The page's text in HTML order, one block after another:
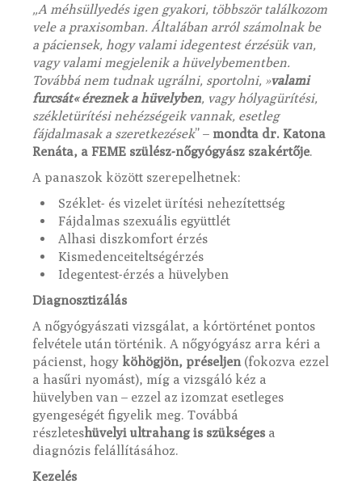
„A méhsüllyedés igen gyakori, többször találkozom
vele a praxisomban. Általában arról számolnak be
a páciensek, hogy valami idegentest érzésük van,
vagy valami megjelenik a hüvelybementben.
Továbbá nem tudnak ugrálni, sportolni, »valami
furcsát«éreznek a hüvelyben, vagy hólyagürítési,
székletürítési nehézségeik vannak, esetleg
fájdalmasak a szeretkezések” – mondta dr. Katona
Renáta, a FEME szülész-nőgyógyász szakértője.
A panaszok között szerepelhetnek:
Széklet- és vizelet ürítési nehezítettség
Fájdalmas szexuális együttlét
Alhasi diszkomfort érzés
Kismedenceiteltségérzés
Idegentest-érzés a hüvelyben
Diagnosztizálás
A nőgyógyászati vizsgálat, a kórtörténet pontos
felvétele után történik. A nőgyógyász arra kéri a
pácienst, hogy köhögjön, préseljen (fokozva ezzel
a hasűri nyomást), míg a vizsgáló kéz a
hüvelyben van – ezzel az izomzat esetleges
gyengeségét figyelik meg. Továbbá
részleteshüvelyi ultrahang is szükséges a
diagnózis felállításához.
Kezelés